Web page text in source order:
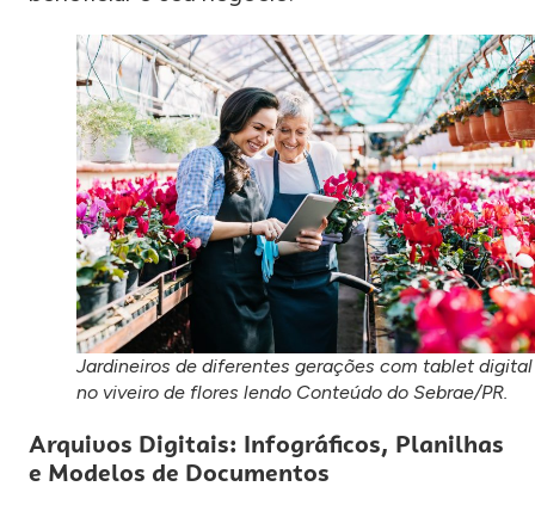
Jardineiros de diferentes gerações com tablet digital
no viveiro de flores lendo Conteúdo do Sebrae/PR.
Arquivos Digitais: Infográficos, Planilhas
e Modelos de Documentos